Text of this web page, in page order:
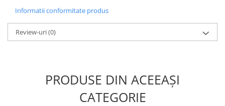
Informatii conformitate produs
Review-uri(0)
PRODUSE DIN ACEEAȘI
CATEGORIE